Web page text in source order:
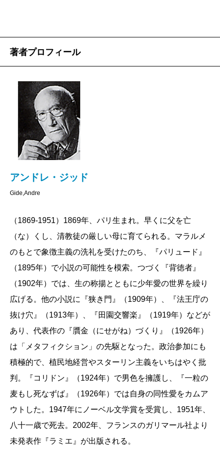
著者プロフィール
アンドレ・ジッド
Gide,Andre
（1869-1951）1869年、パリ生まれ。早くに父を亡
（な）くし、清教徒の厳しい母に育てられる。マラルメ
のもとで象徴主義の洗礼を受けたのち、『パリュード』
（1895年）で小説の可能性を模索。つづく『背徳者』
（1902年）では、生の称揚とともに少年愛の世界を繰り
広げる。他の小説に『狭き門』（1909年）、『法王庁の
抜け穴』（1913年）、『田園交響楽』（1919年）などが
あり、代表作の『贋金（にせがね）づくり』（1926年）
は「メタフィクション」の先駆となった。政治参加にも
積極的で、植民地経営やスターリン主義をいちはやく批
判。『コリドン』（1924年）で男色を擁護し、『一粒の
麦もし死なずば』（1926年）では自身の同性愛をカムア
ウトした。1947年にノーベル文学賞を受賞し、1951年、
八十一歳で死去。2002年、フランスのガリマール社より
未発表作『ラミエ』が出版される。